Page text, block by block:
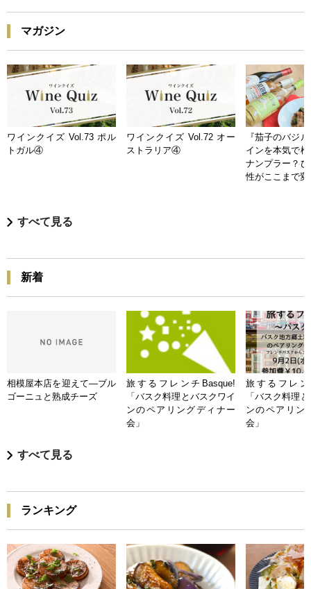
マガジン
ワインクイズ Vol.73 ポル
トガル④
ワインクイズ Vol.72 オー
ストラリア④
『茄子のバジ
インを本気で
ナンプラー？
性がここまで
すべて見る
新着
相模屋本店を迎えて―ブル
ゴーニュと熟成チーズ
旅するフレンチBasque!
「バスク料理とバスクワイ
ンのペアリングディナー
会」
旅するフレン
「バスク料理
ンのペアリン
会」
すべて見る
ランキング